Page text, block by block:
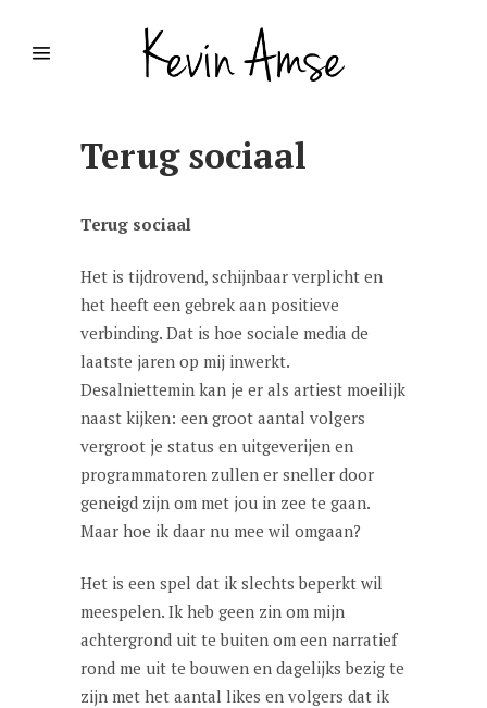
Terug sociaal
Terug sociaal
Het is tijdrovend, schijnbaar verplicht en
het heeft een gebrek aan positieve
verbinding. Dat is hoe sociale media de
laatste jaren op mij inwerkt.
Desalniettemin kan je er als artiest moeilijk
naast kijken: een groot aantal volgers
vergroot je status en uitgeverijen en
programmatoren zullen er sneller door
geneigd zijn om met jou in zee te gaan.
Maar hoe ik daar nu mee wil omgaan?
Het is een spel dat ik slechts beperkt wil
meespelen. Ik heb geen zin om mijn
achtergrond uit te buiten om een narratief
rond me uit te bouwen en dagelijks bezig te
zijn met het aantal likes en volgers dat ik